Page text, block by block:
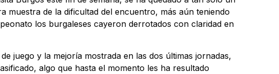
muestra de la dificultad del encuentro, más aún teniendo
los burgaleses cayeron derrotados con claridad en
juego y la mejoría mostrada en las dos últimas jornadas,
algo que hasta el momento les ha resultado